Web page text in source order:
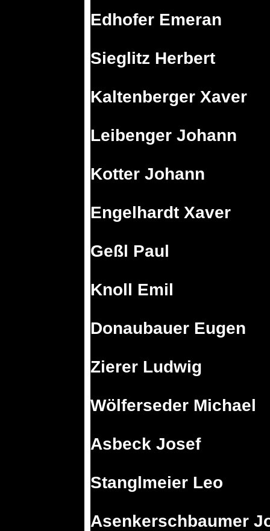
Edhofer Emeran
Sieglitz Herbert
Kaltenberger Xaver
Leibenger Johann
Kotter Johann
Engelhardt Xaver
Geßl Paul
Knoll Emil
Donaubauer Eugen
Zierer Ludwig
Wölferseder Michael
Asbeck Josef
Stanglmeier Leo
Asenkerschbaumer